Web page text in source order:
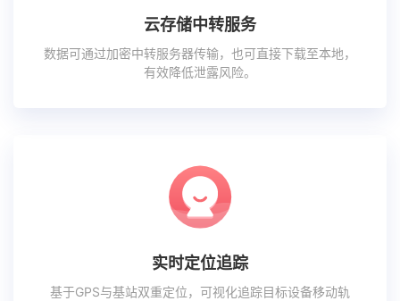
云存储中转服务
数据可通过加密中转服务器传输，也可直接下载至本地，
有效降低泄露风险。
实时定位追踪
基于GPS与基站双重定位，可视化追踪目标设备移动轨